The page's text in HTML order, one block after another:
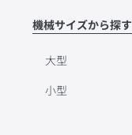
機械サイズから探す
大型
小型